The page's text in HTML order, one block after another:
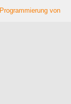
Programmierung von